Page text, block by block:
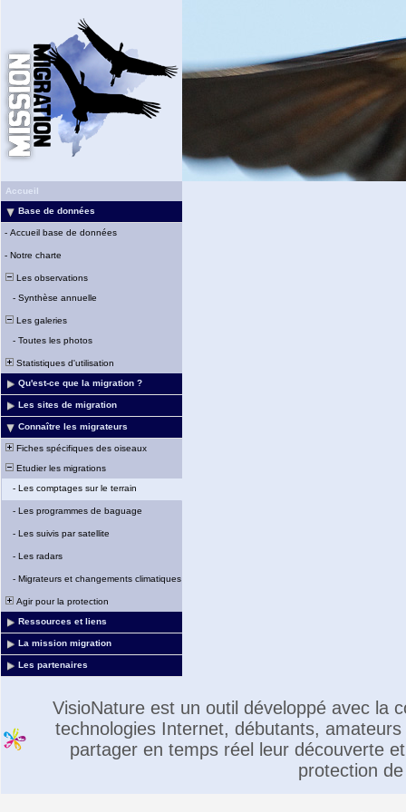
Accueil
Base de données
- Accueil base de données
- Notre charte
Les observations
- Synthèse annuelle
Les galeries
- Toutes les photos
Statistiques d'utilisation
Qu'est-ce que la migration ?
Les sites de migration
Connaître les migrateurs
Fiches spécifiques des oiseaux
Etudier les migrations
- Les comptages sur le terrain
- Les programmes de baguage
- Les suivis par satellite
- Les radars
- Migrateurs et changements climatiques
Agir pour la protection
Ressources et liens
La mission migration
Les partenaires
VisioNature est un outil développé avec la
technologies Internet, débutants,
partager en temps réel leur découverte
protection